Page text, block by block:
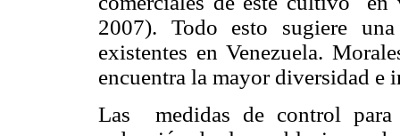
2007). Todo esto sugiere
existentes en Venezuela.
encuentra la mayor diversidad e
Las medidas de control